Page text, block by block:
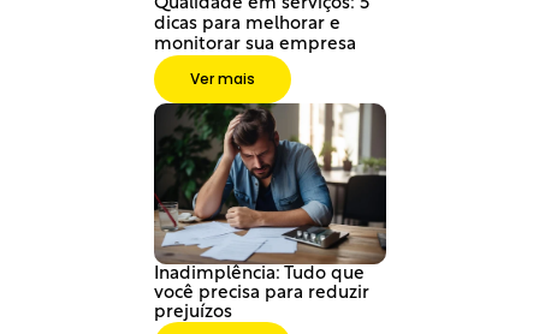
dicas para melhorar e
monitorar sua empresa
Ver mais
Inadimplência: Tudo que
você precisa para reduzir
prejuízos